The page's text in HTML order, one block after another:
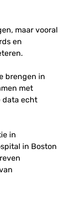
maar vooral
en
brengen in
met
data echt
in
in Boston